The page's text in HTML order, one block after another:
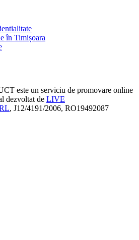
în Timișoara
este un serviciu de promovare online
dezvoltat de LIVE
, J12/4191/2006, RO19492087